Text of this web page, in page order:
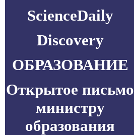
ScienceDaily
Discovery
ОБРАЗОВАНИЕ
Открытое письмо
министру
образования